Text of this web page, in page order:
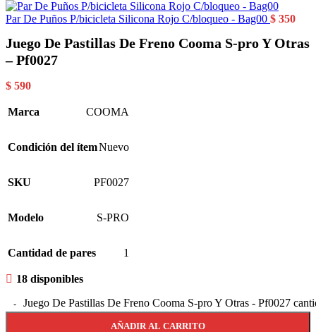
Par De Puños P/bicicleta Silicona Rojo C/bloqueo - Bag00 $ 350
Juego De Pastillas De Freno Cooma S-pro Y Otras
– Pf0027
$ 590
Marca COOMA
Condición del ítemNuevo
SKU PF0027
Modelo S-PRO
Cantidad de pares 1
18 disponibles
Juego De Pastillas De Freno Cooma S-pro Y Otras - Pf0027
AÑADIR AL CARRITO